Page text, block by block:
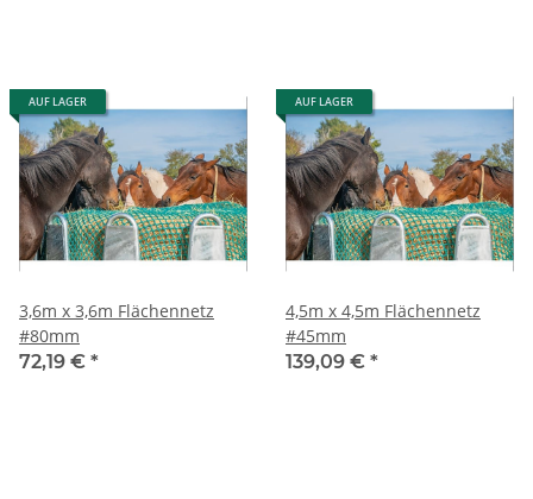
AUF LAGER
3,6m x 3,6m Flächennetz
#80mm
72,19 € *
AUF LAGER
4,5m x 4,5m Flächennetz
#45mm
139,09 € *